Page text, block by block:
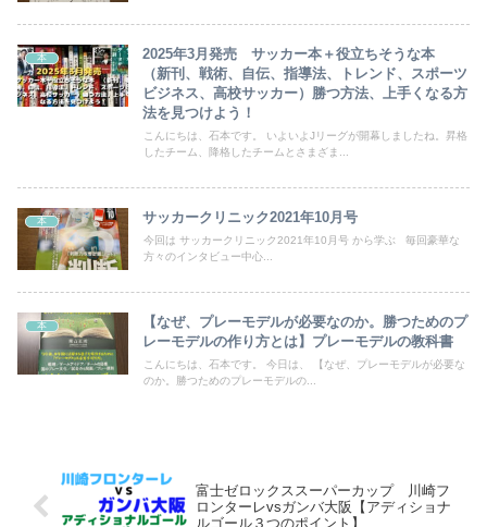
本
2025年3月発売 サッカー本＋役立ちそうな本
（新刊、戦術、自伝、指導法、トレンド、スポーツ
ビジネス、高校サッカー）勝つ方法、上手くなる方
法を見つけよう！
こんにちは、石本です。 いよいよJリーグが開幕しましたね。昇格
したチーム、降格したチームとさまざま...
本 サッカークリニック2021年10月号
今回は サッカークリニック2021年10月号 から学ぶ 毎回豪華な
方々のインタビュー中心...
本
【なぜ、プレーモデルが必要なのか。勝つためのプ
レーモデルの作り方とは】プレーモデルの教科書
こんにちは、石本です。 今日は、 【なぜ、プレーモデルが必要な
のか。勝つためのプレーモデルの...
富士ゼロックススーパーカップ 川崎フ
ロンターレvsガンバ大阪【アディショナ
ルゴール３つのポイント】